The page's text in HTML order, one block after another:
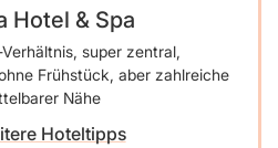
Hotel & Spa
super zentral,
Frühstück, aber zahlreiche
Nähe
Hoteltipps